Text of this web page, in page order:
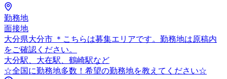
勤務地
面接地
大分県大分市 ＊こちらは募集エリアです。勤務地は原稿内
をご確認ください。
大分駅、大在駅、鶴崎駅など
☆全国に勤務地多数！希望の勤務地を教えてください☆